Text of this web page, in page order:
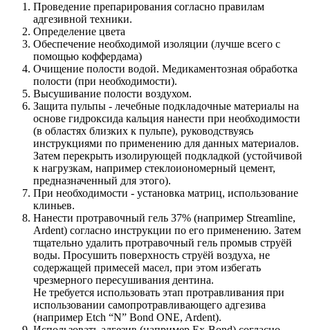
Проведение препарирования согласно правилам
адгезивной техники.
Определение цвета
Обеспечение необходимой изоляции (лучше всего с
помощью коффердама)
Очищение полости водой. Медикаментозная обработка
полости (при необходимости).
Высушивание полости воздухом.
Защита пульпы - лечебные подкладочные материалы на
основе гидроксида кальция нанести при необходимости
(в областях близких к пульпе), руководствуясь
инструкциями по применению для данных материалов.
Затем перекрыть изолирующей подкладкой (устойчивой
к нагрузкам, например стеклоиономерный цемент,
предназначенный для этого).
При необходимости - установка матриц, использование
клиньев.
Нанести протравочный гель 37% (например Streamline,
Ardent) согласно инструкции по его применению. Затем
тщательно удалить протравочный гель промыв струёй
воды. Просушить поверхность струёй воздуха, не
содержащей примесей масел, при этом избегать
чрезмерного пересушивания дентина.
Не требуется использовать этап протравливания при
использовании самопротравливающего адгезива
(например Etch “N” Bond ONE, Ardent).